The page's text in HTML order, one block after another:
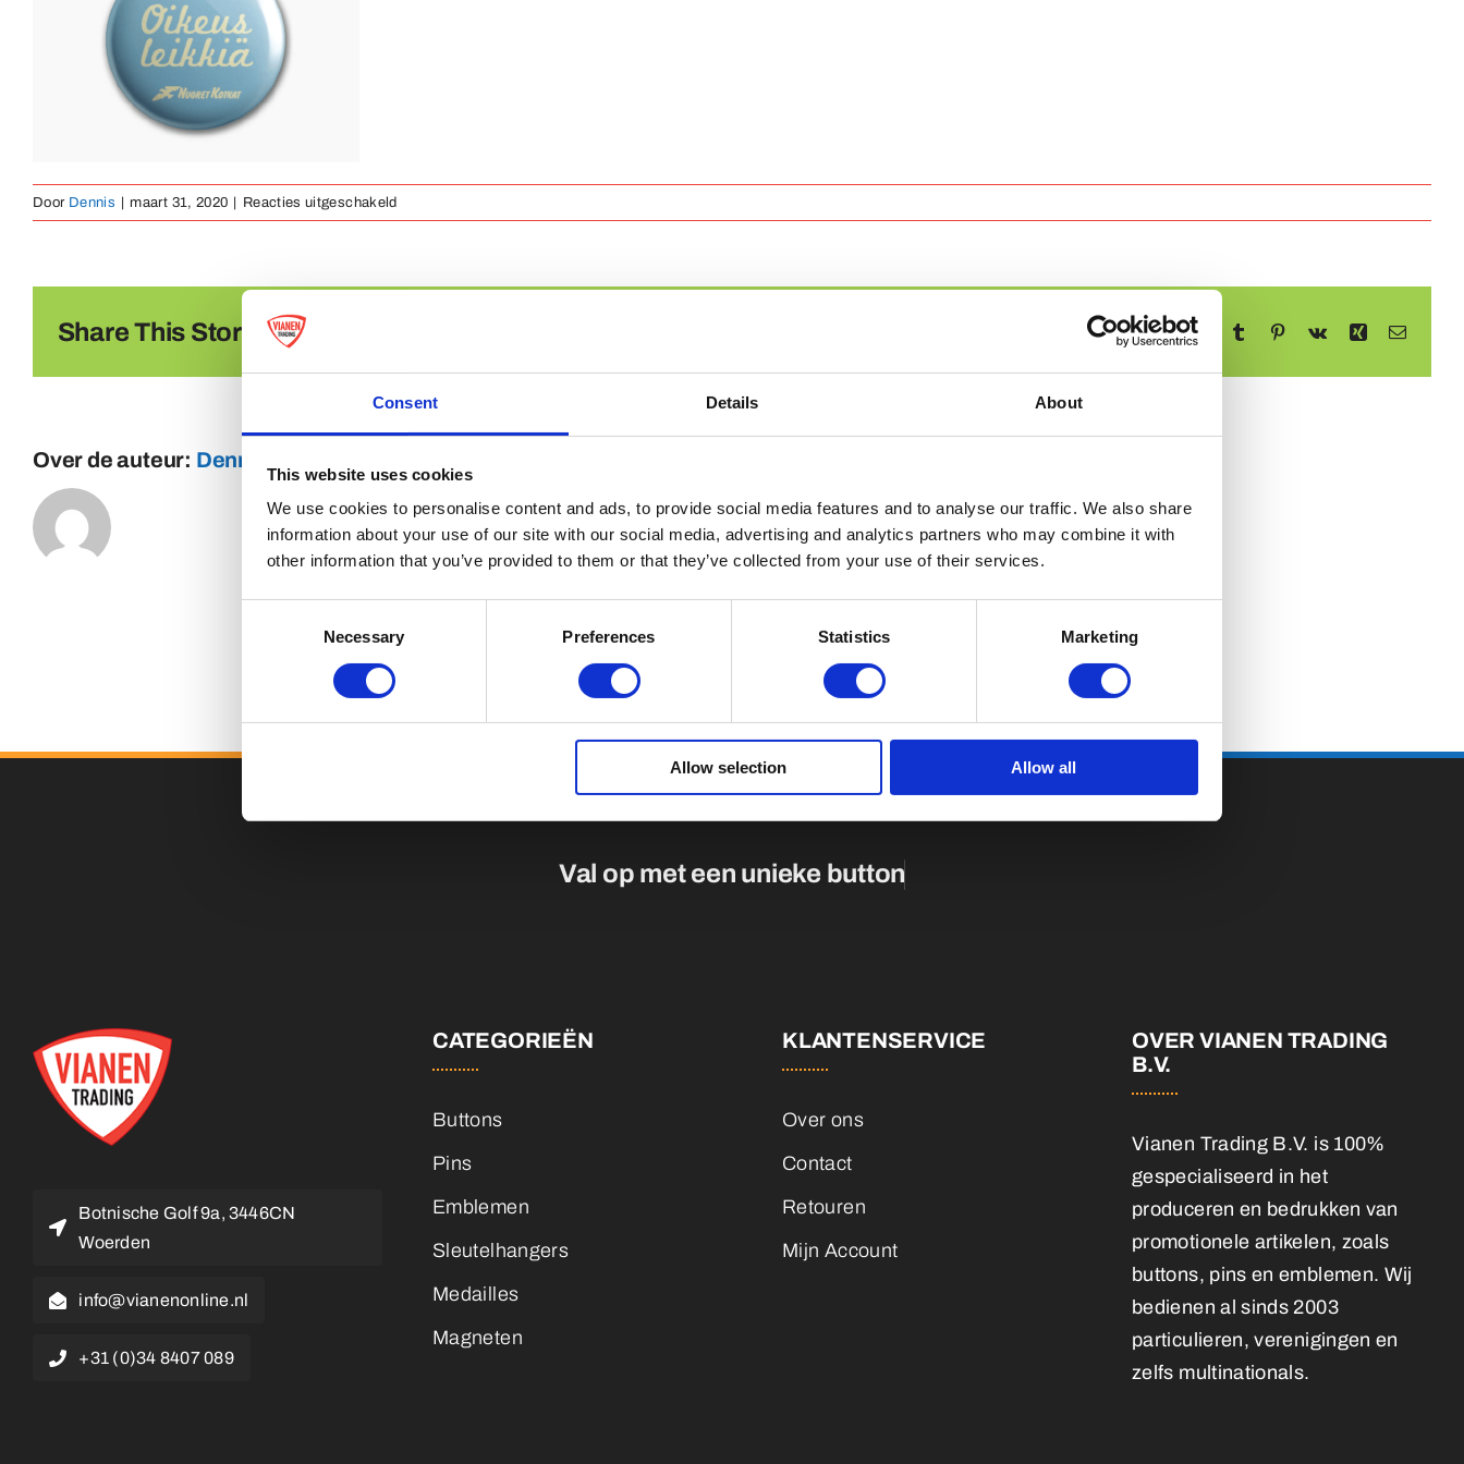
Consent Details About
This website uses cookies
We use cookies to personalise content and ads, to provide social media features and to analyse our traffic. We also share
information about your use of our site with our social media, advertising and analytics partners who may combine it with
other information that you’ve provided to them or that they’ve collected from your use of their services.
Necessary Preferences Statistics Marketing
Allow selection Allow all
Door Dennis maart 31, 2020 Reacties uitgeschakeldvoor
offset
Share This Story, Choose Your Platform! RedditLinkedInWhatsAppTelegramTumblr Pinterest
Vk XingE-
Over de auteur: Dennis
Val op met een unieke
Botnische Golf 9a, 3446CN
Woerden
info@vianenonline.nl
+31 (0)34 8407 089
CATEGORIEËN
Buttons
Pins
Emblemen
Sleutelhangers
Medailles
Magneten
KLANTENSERVICE
Over ons
Contact
Retouren
Mijn Account
OVER VIANEN TRADING
B.V.
Vianen Trading B.V. is 100%
gespecialiseerd in het
produceren en bedrukken van
promotionele artikelen, zoals
buttons, pins en emblemen. Wij
bedienen al sinds 2003
particulieren, verenigingen en
zelfs multinationals.